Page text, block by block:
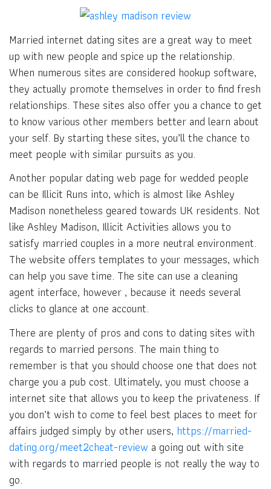
Married internet dating sites are a great way to meet
up with new people and spice up the relationship.
When numerous sites are considered hookup software,
they actually promote themselves in order to find fresh
relationships. These sites also offer you a chance to get
to know various other members better and learn about
your self. By starting these sites, you’ll the chance to
meet people with similar pursuits as you.
Another popular dating web page for wedded people
can be Illicit Runs into, which is almost like Ashley
Madison nonetheless geared towards UK residents. Not
like Ashley Madison, Illicit Activities allows you to
satisfy married couples in a more neutral environment.
The website offers templates to your messages, which
can help you save time. The site can use a cleaning
agent interface, however , because it needs several
clicks to glance at one account.
There are plenty of pros and cons to dating sites with
regards to married persons. The main thing to
remember is that you should choose one that does not
charge you a pub cost. Ultimately, you must choose a
internet site that allows you to keep the privateness. If
you don’t wish to come to feel best places to meet for
affairs judged simply by other users, https://married-
dating.org/meet2cheat-review a going out with site
with regards to married people is not really the way to
go.